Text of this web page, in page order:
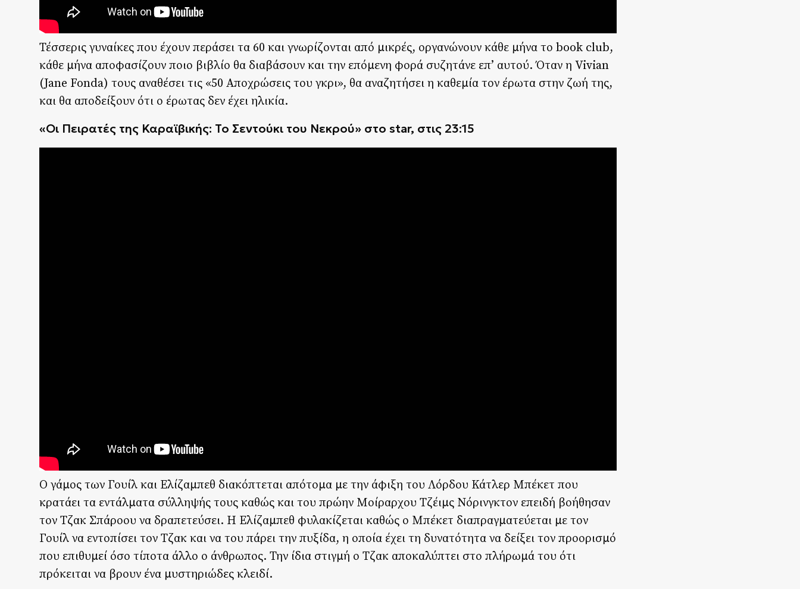
Τέσσερις γυναίκες που έχουν περάσει τα 60 και γνωρίζονται από μικρές, οργανώνουν κάθε μήνα το book club,
κάθε μήνα αποφασίζουν ποιο βιβλίο θα διαβάσουν και την επόμενη φορά συζητάνε επ’ αυτού. Όταν η Vivian
(Jane Fonda) τους αναθέσει τις «50 Αποχρώσεις του γκρι», θα αναζητήσει η καθεμία τον έρωτα στην ζωή της,
και θα αποδείξουν ότι ο έρωτας δεν έχει ηλικία.
«Οι Πειρατές της Καραϊβικής: Το Σεντούκι του Νεκρού» στοstar, στις 23:15
Ο γάμος των Γουίλ και Ελίζαμπεθ διακόπτεται απότομα με την άφιξη του Λόρδου Κάτλερ Μπέκετ που
κρατάει τα εντάλματα σύλληψής τους καθώς και του πρώην Μοίραρχου Τζέιμς Νόρινγκτον επειδή βοήθησαν
τον Τζακ Σπάροου να δραπετεύσει. Η Ελίζαμπεθ φυλακίζεται καθώς ο Μπέκετ διαπραγματεύεται με τον
Γουίλ να εντοπίσει τον Τζακ και να του πάρει την πυξίδα, η οποία έχει τη δυνατότητα να δείξει τον προορισμό
που επιθυμεί όσο τίποτα άλλο ο άνθρωπος. Την ίδια στιγμή ο Τζακ αποκαλύπτει στο πλήρωμά του ότι
πρόκειται να βρουν ένα μυστηριώδες κλειδί.